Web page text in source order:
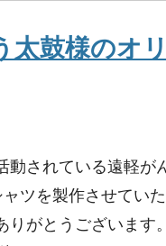
太鼓様のオ
動されている遠軽が
ツを製作させてい
りがとうございます